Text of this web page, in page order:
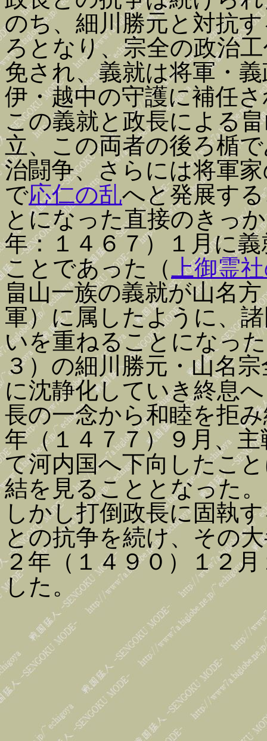
のち、細川勝元と対抗
ろとなり、宗全の政治
免され、義就は将軍・
伊・越中の守護に補任
この義就と政長による
立、この両者の後ろ楯
治闘争、さらには将軍
で応仁の乱へと発展す
とになった直接のきっ
年：１４６７）１月に
ことであった（ 上御霊
畠山一族の義就が山名
軍）に属したように、
いを重ねることになっ
３）の細川勝元・山名
に沈静化していき終息
長の一念から和睦を拒
年（１４７７）９月、
て河内国へ下向したこ
結を見ることとなった。
しかし打倒政長に固執
との抗争を続け、その
２年（１４９０）１２
した。